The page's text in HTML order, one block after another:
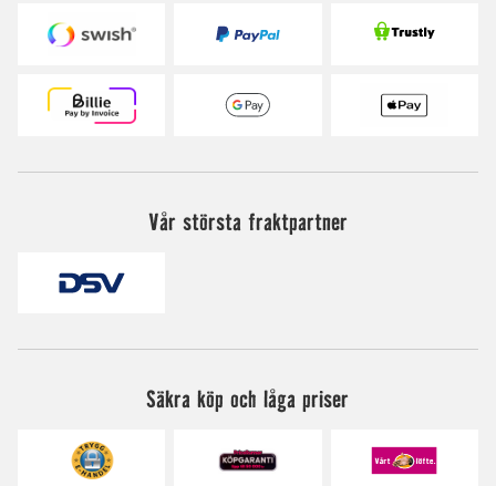
Vår största fraktpartner
Säkra köp och låga priser